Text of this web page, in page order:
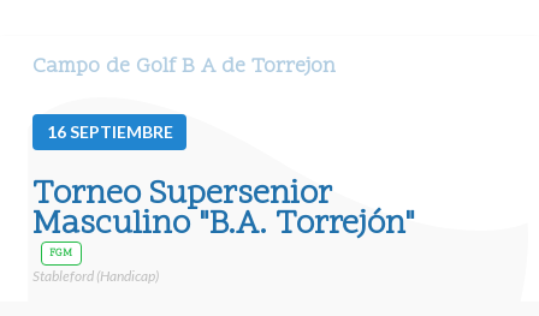
Campo de Golf B A de Torrejon
16SEPTIEMBRE
Torneo Supersenior
Masculino "B.A. Torrejón"
FGM
Stableford (Handicap)